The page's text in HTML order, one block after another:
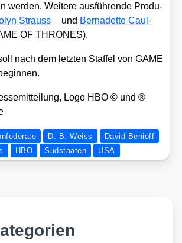
wer­den. Wei­te­re aus­füh­ren­de Pro­du­
Strauss und Ber­na­dette Caul­
OF THRONES).
nach dem letz­ten Staf­fel von GAME
Logo HBO © und ®
D. B. Weiss
David Benioff
HBO Südstaaten USA